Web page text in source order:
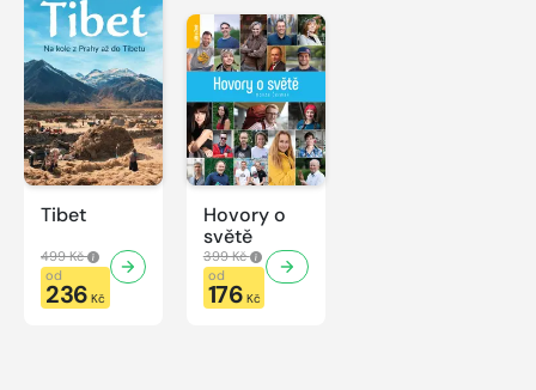
Tibet
499 Kč
od
236 Kč
Hovory o
světě
399 Kč
od
176 Kč